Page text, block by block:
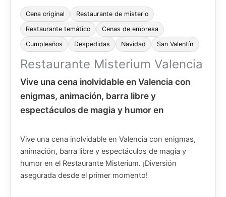
Cena original Restaurante de misterio
Restaurante temático Cenas de empresa
Cumpleaños Despedidas Navidad San Valentín
Restaurante Misterium Valencia
Vive una cena inolvidable en Valencia con
enigmas, animación, barra libre y
espectáculos de magia y humor en
Vive una cena inolvidable en Valencia con enigmas,
animación, barra libre y espectáculos de magia y
humor en el Restaurante Misterium. ¡Diversión
asegurada desde el primer momento!